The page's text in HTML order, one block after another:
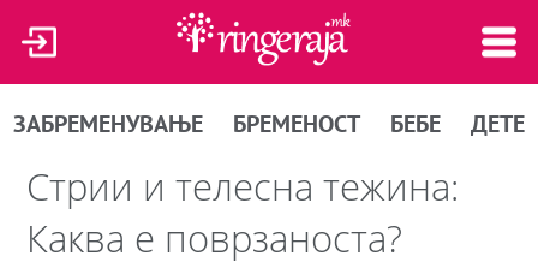
ЗАБРЕМЕНУВАЊЕ БРЕМЕНОСТ БЕБЕ ДЕТЕ
Стрии и телесна тежина:
Каква е поврзаноста?